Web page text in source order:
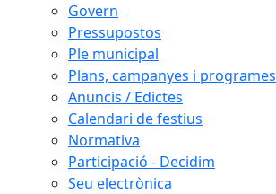
Govern
Pressupostos
Ple municipal
Plans, campanyes i programes
Anuncis / Edictes
Calendari de festius
Normativa
Participació - Decidim
Seu electrònica